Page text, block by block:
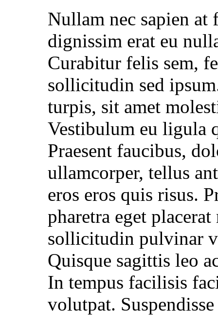
Nullam nec sapien at
dignissim erat eu
Curabitur felis sem,
sollicitudin sed
turpis, sit amet
Vestibulum eu ligula
Praesent faucibus,
ullamcorper, tellus
eros eros quis risus.
pharetra eget
sollicitudin pulvinar
Quisque sagittis leo
In tempus facilisis
volutpat.